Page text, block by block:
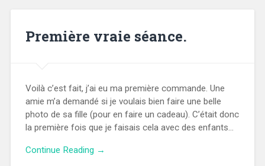
Première vraie séance.
Voilà c’est fait, j’ai eu ma première commande. Une
amie m’a demandé si je voulais bien faire une belle
photo de sa fille (pour en faire un cadeau). C’était donc
la première fois que je faisais cela avec des enfants…
Continue Reading →